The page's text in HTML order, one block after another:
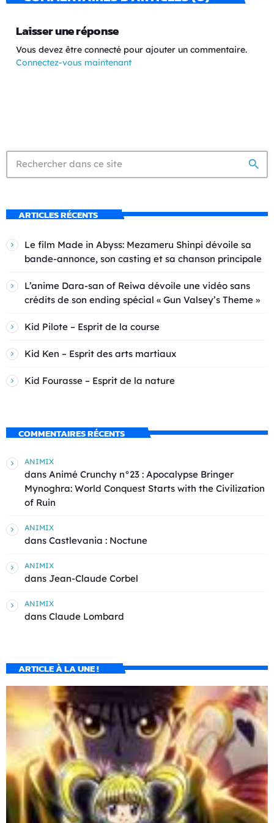
Laisser une réponse
Vous devez être connecté pour ajouter un commentaire.
Connectez-vous maintenant
search
ARTICLES RÉCENTS
Le film Made in Abyss: Mezameru Shinpi dévoile sa
bande-annonce, son casting et sa chanson principale
L’anime Dara-san of Reiwa dévoile une vidéo sans
crédits de son ending spécial « Gun Valsey’s Theme »
Kid Pilote – Esprit de la course
Kid Ken – Esprit des arts martiaux
Kid Fourasse – Esprit de la nature
COMMENTAIRES RÉCENTS
ANIMIX
dans Animé Crunchy n°23 : Apocalypse Bringer
Mynoghra: World Conquest Starts with the Civilization
of Ruin
ANIMIX
dans Castlevania : Noctune
ANIMIX
dans Jean-Claude Corbel
ANIMIX
dans Claude Lombard
ARTICLE À LA UNE !